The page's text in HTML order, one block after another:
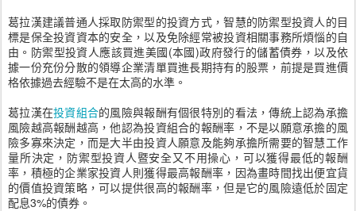
葛拉漢建議普通人採取防禦型的投資方式，智慧的防禦型投資人的目
標是保全投資資本的安全，以及免除經常被投資相關事務所煩惱的自
由。防禦型投資人應該買進美國(本國)政府發行的儲蓄債券，以及依
據一份充份分散的領導企業清單買進長期持有的股票，前提是買進價
格依據過去經驗不是在太高的水準。
葛拉漢在投資組合的風險與報酬有個很特別的看法，傳統上認為承擔
風險越高報酬越高，他認為投資組合的報酬率，不是以願意承擔的風
險多寡來決定，而是大半由投資人願意及能夠承擔所需要的智慧工作
量所決定，防禦型投資人暨安全又不用操心，可以獲得最低的報酬
率，積極的企業家投資人則獲得最高報酬率，因為畫時間找出便宜貨
的價值投資策略，可以提供很高的報酬率，但是它的風險遠低於固定
配息3%的債券。